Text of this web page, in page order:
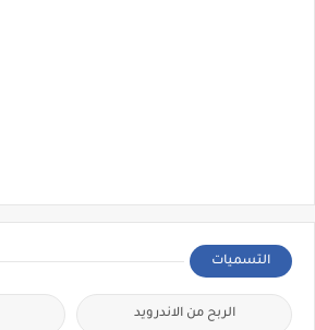
التسميات
الربح من الاندرويد